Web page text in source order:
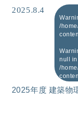
2025.8.4
/
null in
/
2025年度 建築物